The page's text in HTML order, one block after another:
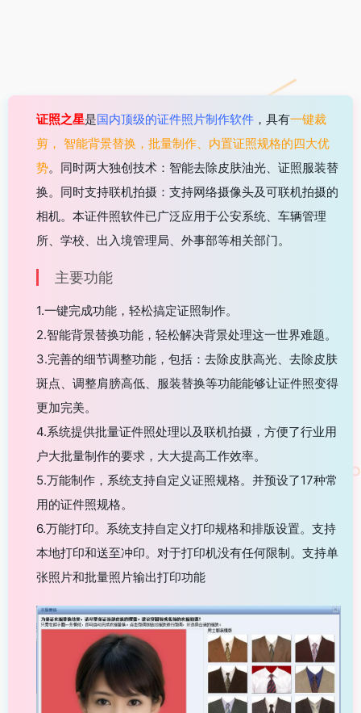
证照之星是国内顶级的证件照片制作软件 ，具有一键裁
剪， 智能背景替换，批量制作、内置证照规格的四大优
势。同时两大独创技术：智能去除皮肤油光、证照服装替
换。同时支持联机拍摄：支持网络摄像头及可联机拍摄的
相机。本证件照软件已广泛应用于公安系统、车辆管理
所、学校、出入境管理局、外事部等相关部门。
主要功能
1.一键完成功能，轻松搞定证照制作。
2.智能背景替换功能，轻松解决背景处理这一世界难题。
3.完善的细节调整功能，包括：去除皮肤高光、去除皮肤
斑点、调整肩膀高低、服装替换等功能能够让证件照变得
更加完美。
4.系统提供批量证件照处理以及联机拍摄，方便了行业用
户大批量制作的要求，大大提高工作效率。
5.万能制作，系统支持自定义证照规格。并预设了17种常
用的证件照规格。
6.万能打印。系统支持自定义打印规格和排版设置。支持
本地打印和送至冲印。对于打印机没有任何限制。支持单
张照片和批量照片输出打印功能